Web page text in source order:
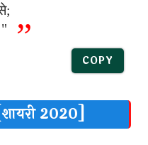
COPY
2020]